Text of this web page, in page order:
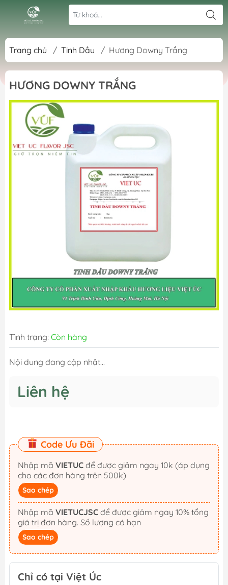
Trang chủ / Tinh Dầu / Hương Downy Trắng
HƯƠNG DOWNY TRẮNG
Tình trạng: Còn hàng
Nội dung đang cập nhật...
Liên hệ
Code Ưu Đãi
Nhập mã VIETUC
cho các đơn hàng trên 500k)
Sao chép
Nhập mã VIETUCJSC
giá trị đơn hàng. Số lượng có hạn
Sao chép
Chỉ có tại Việt Úc